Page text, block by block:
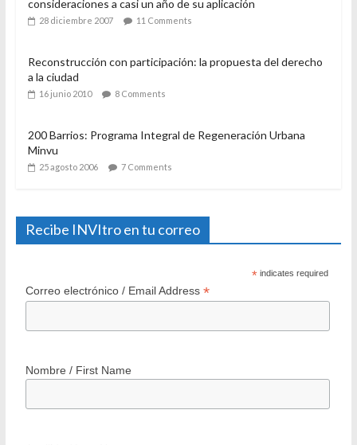
consideraciones a casi un año de su aplicación
28 diciembre 2007 11 Comments
Reconstrucción con participación: la propuesta del derecho
a la ciudad
16 junio 2010 8 Comments
200 Barrios: Programa Integral de Regeneración Urbana
Minvu
25 agosto 2006 7 Comments
Recibe INVItro en tu correo
* indicates required
Correo electrónico / Email Address *
Nombre / First Name